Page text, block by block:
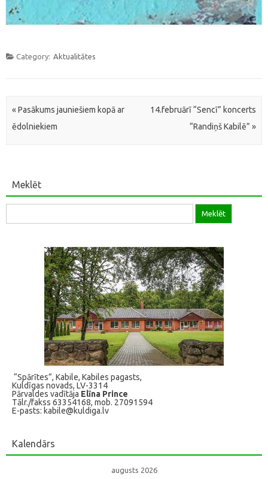
Category: Aktualitātes
Post navigation
«Pasākums jauniešiem kopā ar
ēdolniekiem
14.februārī “Sencī” koncerts
“Randiņš Kabilē”»
Meklēt
“Spārītes”, Kabile, Kabiles pagasts,
Kuldīgas novads, LV-3314
Pārvaldes vadītāja Elīna Prince
Tālr./fakss 63354168, mob. 27091594
E-pasts: kabile@kuldiga.lv
Kalendārs
augusts 2026